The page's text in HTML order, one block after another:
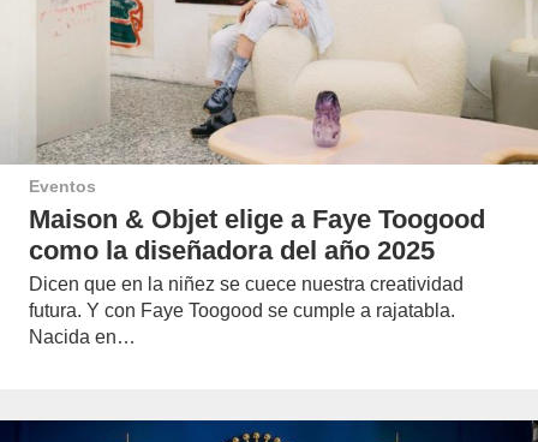
Eventos
Maison & Objet elige a Faye Toogood
como la diseñadora del año 2025
Dicen que en la niñez se cuece nuestra creatividad
futura. Y con Faye Toogood se cumple a rajatabla.
Nacida en…